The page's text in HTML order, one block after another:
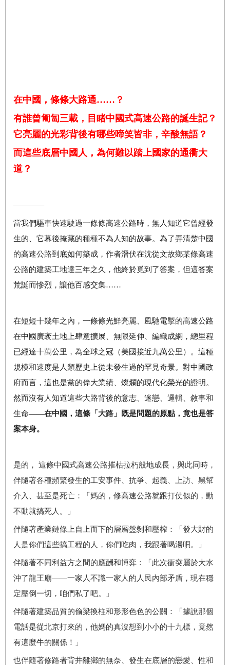
在中國，條條大路通……？
有誰曾匍匐三載，目睹中國式高速公路的誕生記？
它亮麗的光彩背後有哪些啼笑皆非，辛酸無語？
而這些底層中國人，為何難以踏上國家的通衢大
道？
————
當我們驅車快速駛過一條條高速公路時，無人知道它曾經發
生的、它幕後掩藏的種種不為人知的故事。為了弄清楚中國
的高速公路到底如何築成，作者潛伏在沈從文故鄉某條高速
公路的建築工地達三年之久，他終於覓到了答案，但這答案
荒誕而慘烈，讓他百感交集……
在短短十幾年之內，一條條光鮮亮麗、風馳電掣的高速公路
在中國廣袤土地上肆意擴展、無限延伸、編織成網，總里程
已經達十萬公里，為全球之冠（美國接近九萬公里）。這種
規模和速度是人類歷史上從未發生過的罕見奇景。對中國政
府而言，這也是黨的偉大業績、燦爛的現代化榮光的證明。
然而沒有人知道這些大路背後的意志、迷戀、邏輯、敘事和
生命——在中國，這條 「大路」 既是問題的原點，竟也是答
案本身。
是的， 這條中國式高速公路摧枯拉朽般地成長，與此同時，
伴隨著各種頻繁發生的工安事件、抗爭、起義、上訪、黑幫
介入、甚至是死亡：「媽的，修高速公路就跟打仗似的，動
不動就搞死人。」
伴隨著產業鏈條上自上而下的層層盤剝和壓榨：「發大財的
人是你們這些搞工程的人，你們吃肉，我跟著喝湯唄。」
伴隨著不同利益方之間的應酬和博弈：「此次衝突屬於大水
沖了龍王廟——一家人不識一家人的人民內部矛盾，現在穩
定壓倒一切，咱們私了吧。」
伴隨著建築品質的偷梁換柱和形形色色的公關：「據說那個
電話是從北京打來的，他媽的真沒想到小小的十九標，竟然
有這麼牛的關係！」
也伴隨著修路者背井離鄉的無奈、發生在底層的戀愛、性和